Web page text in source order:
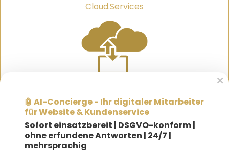
Cloud.Services
Internet
×
🤖 AI-Concierge - Ihr digitaler Mitarbeiter
für Website & Kundenservice
Sofort einsatzbereit | DSGVO-konform |
ohne erfundene Antworten | 24/7 |
mehrsprachig